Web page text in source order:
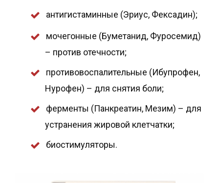
антигистаминные (Эриус, Фексадин);
мочегонные (Буметанид, Фуросемид)
– против отечности;
противовоспалительные (Ибупрофен,
Нурофен) – для снятия боли;
ферменты (Панкреатин, Мезим) – для
устранения жировой клетчатки;
биостимуляторы.